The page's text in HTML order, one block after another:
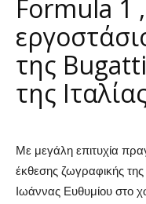
Formula 1
της
της
Με μεγάλη επιτυχία
έκθεσης ζωγραφικής
Ιωάννας Ευθυμίου στο